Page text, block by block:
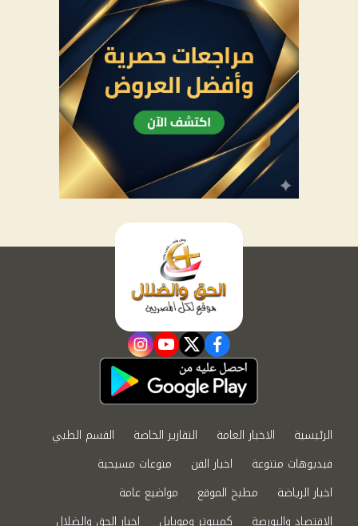
facebook
twitter
youtube
instagram
الرئيسية الاخبار العامة التقارير الخاصة
القسم الطبي
فيديوهات متنوعة
اخبار الفن
منوعات مسيحية
اخبار الرياضة
مطبخ الموقع
مواضيع عامة
الاقتصاد والبورصة
كمبيوتر وموبايل اخبار الحق والضلال